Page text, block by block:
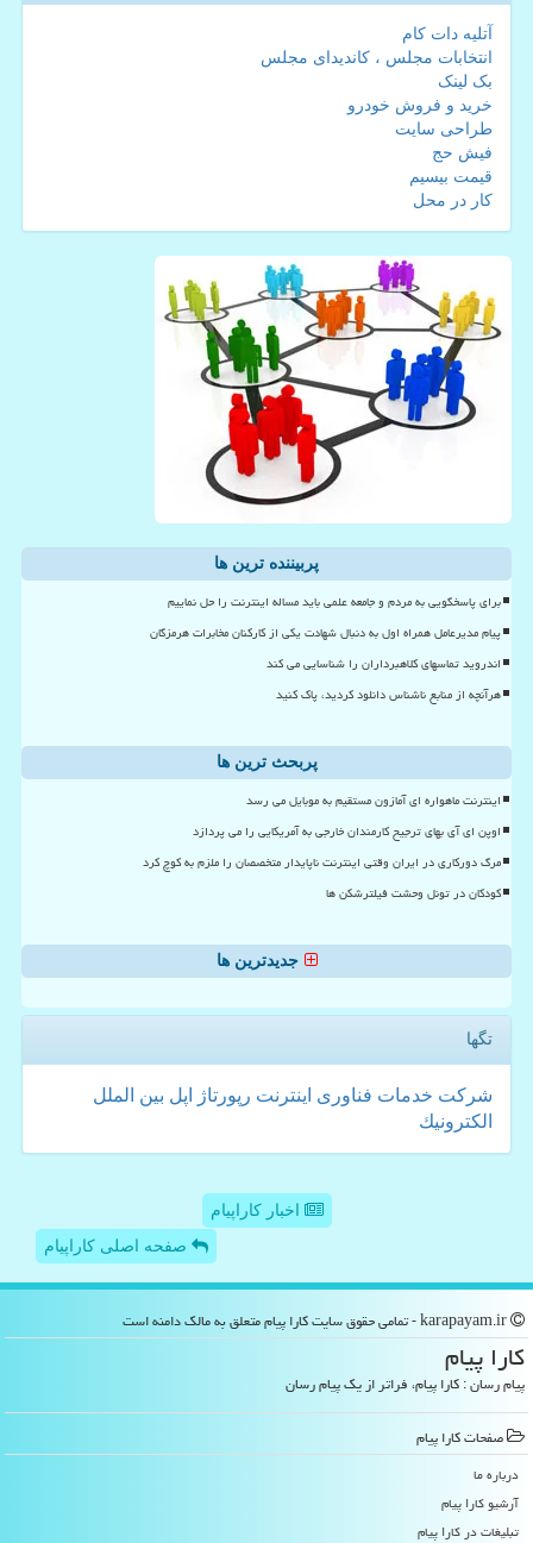
آتلیه دات کام
انتخابات مجلس ، کاندیدای مجلس
بک لینک
خرید و فروش خودرو
طراحی سایت
فیش حج
قیمت بیسیم
کار در محل
پربیننده ترین ها
برای پاسخگویی به مردم و جامعه علمی باید مساله اینترنت را حل نماییم
پیام مدیرعامل همراه اول به دنبال شهادت یکی از کارکنان مخابرات هرمزگان
اندروید تماسهای کلاهبرداران را شناسایی می کند
هرآنچه از منابع ناشناس دانلود کردید، پاک کنید
پربحث ترین ها
اینترنت ماهواره ای آمازون مستقیم به موبایل می رسد
اوپن ای آی بهای ترجیح کارمندان خارجی به آمریکایی را می پردازد
مرگ دورکاری در ایران وقتی اینترنت ناپایدار متخصصان را ملزم به کوچ کرد
کودکان در تونل وحشت فیلترشکن ها
جدیدترین ها
تگها
شركت خدمات فناوری اینترنت رپورتاژ اپل بین الملل
الكترونیك
اخبار کاراپیام
صفحه اصلی کاراپیام
كارا پیام
پیام رسان : کارا پیام، فراتر از یک پیام رسان
صفحات كارا پیام
درباره ما
آرشیو كارا پیام
تبلیغات در كارا پیام